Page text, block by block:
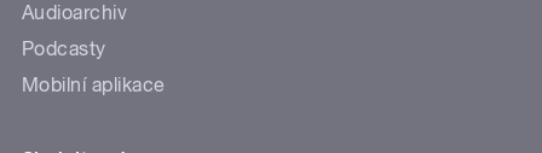
Audioarchiv
Podcasty
Mobilní aplikace